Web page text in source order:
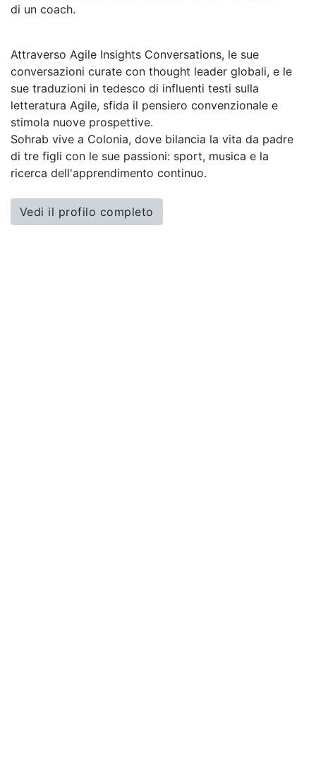
di un coach.
Attraverso Agile Insights Conversations, le sue
conversazioni curate con thought leader globali, e le
sue traduzioni in tedesco di influenti testi sulla
letteratura Agile, sfida il pensiero convenzionale e
stimola nuove prospettive.
Sohrab vive a Colonia, dove bilancia la vita da padre
di tre figli con le sue passioni: sport, musica e la
ricerca dell'apprendimento continuo.
Vedi il profilo completo